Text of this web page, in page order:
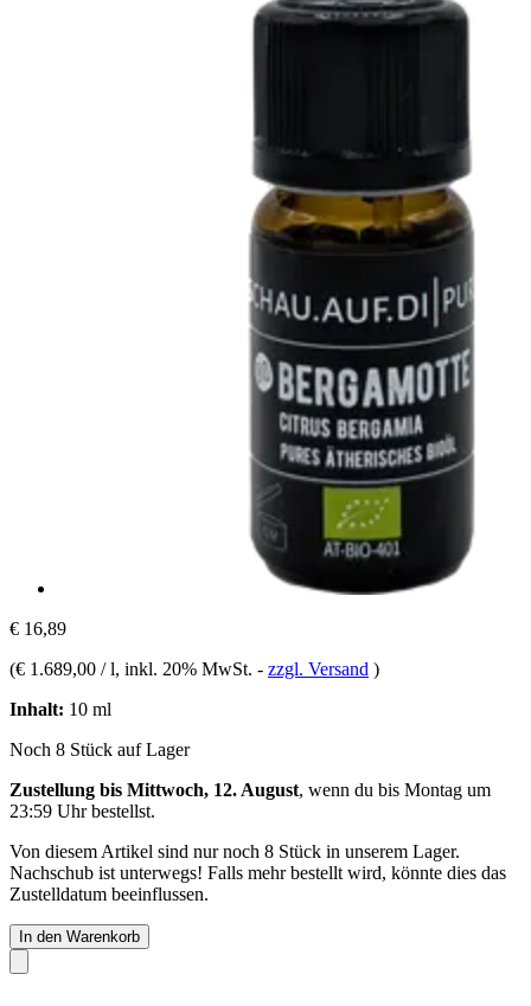
€ 16,89
(€ 1.689,00 / l, inkl. 20% MwSt. - zzgl. Versand )
Inhalt: 10 ml
Noch 8 Stück auf Lager
Zustellung bis Mittwoch, 12. August, wenn du bis Montag um
23:59 Uhrbestellst.
Von diesem Artikel sind nur noch 8 Stück in unserem Lager.
Nachschub ist unterwegs! Falls mehr bestellt wird, könnte dies das
Zustelldatum beeinflussen.
In den Warenkorb